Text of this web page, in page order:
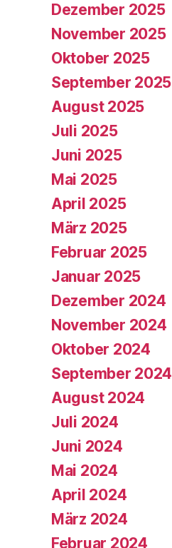
Dezember 2025
November 2025
Oktober 2025
September 2025
August 2025
Juli 2025
Juni 2025
Mai 2025
April 2025
März 2025
Februar 2025
Januar 2025
Dezember 2024
November 2024
Oktober 2024
September 2024
August 2024
Juli 2024
Juni 2024
Mai 2024
April 2024
März 2024
Februar 2024